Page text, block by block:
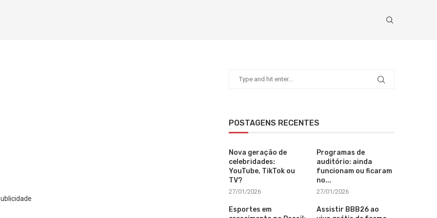
POSTAGENS RECENTES
Nova geração de
celebridades:
YouTube, TikTok ou
TV?
27/01/2026
Programas de
auditório: ainda
funcionam ou ficaram
no...
27/01/2026
Esportes em
Assistir BBB26 ao